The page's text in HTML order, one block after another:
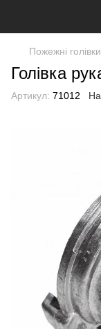
Пожежні
Голівка
Артикул: 71012